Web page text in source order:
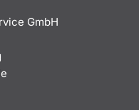
GmbH